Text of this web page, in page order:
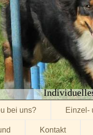
bei uns? Einzel-
Kontakt